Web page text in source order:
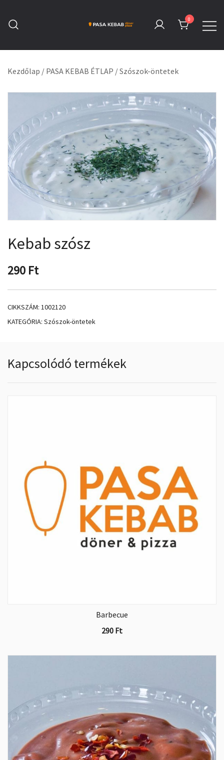
content
0
Kezdőlap / PASA KEBAB ÉTLAP /Szószok-öntetek
Kebab szósz
290 Ft
CIKKSZÁM: 1002120
KATEGÓRIA: Szószok-öntetek
Kapcsolódó termékek
Barbecue
290 Ft